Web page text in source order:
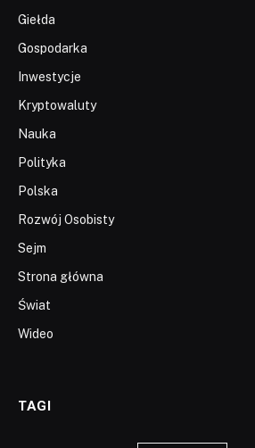
Giełda
Gospodarka
Inwestycje
Kryptowaluty
Nauka
Polityka
Polska
Rozwój Osobisty
Sejm
Strona główna
Świat
Wideo
TAGI